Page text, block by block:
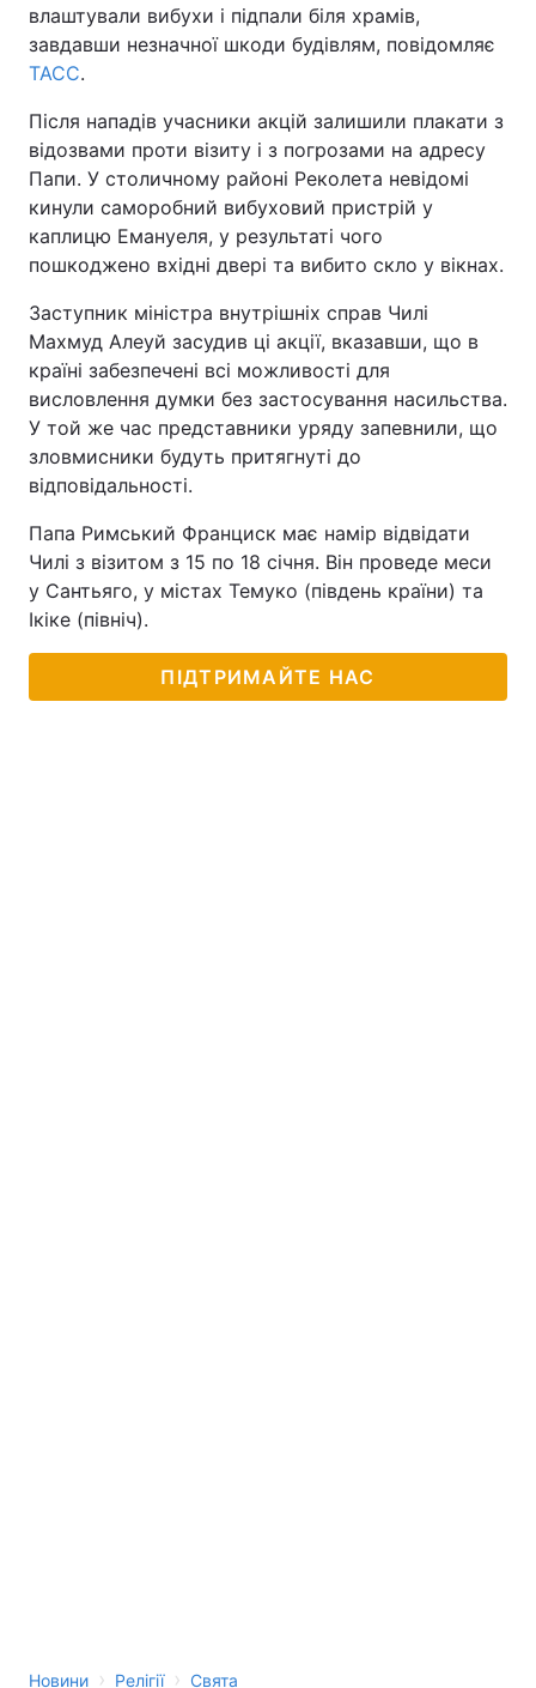
влаштували вибухи і підпали біля храмів,
завдавши незначної шкоди будівлям, повідомляє
ТАСС.
Після нападів учасники акцій залишили плакати з
відозвами проти візиту і з погрозами на адресу
Папи. У столичному районі Реколета невідомі
кинули саморобний вибуховий пристрій у
каплицю Емануеля, у результаті чого
пошкоджено вхідні двері та вибито скло у вікнах.
Заступник міністра внутрішніх справ Чилі
Махмуд Алеуй засудив ці акції, вказавши, що в
країні забезпечені всі можливості для
висловлення думки без застосування насильства.
У той же час представники уряду запевнили, що
зловмисники будуть притягнуті до
відповідальності.
Папа Римський Франциск має намір відвідати
Чилі з візитом з 15 по 18 січня. Він проведе меси
у Сантьяго, у містах Темуко (південь країни) та
Ікіке (північ).
ПІДТРИМАЙТЕ НАС
Новини › Релігії › Свята